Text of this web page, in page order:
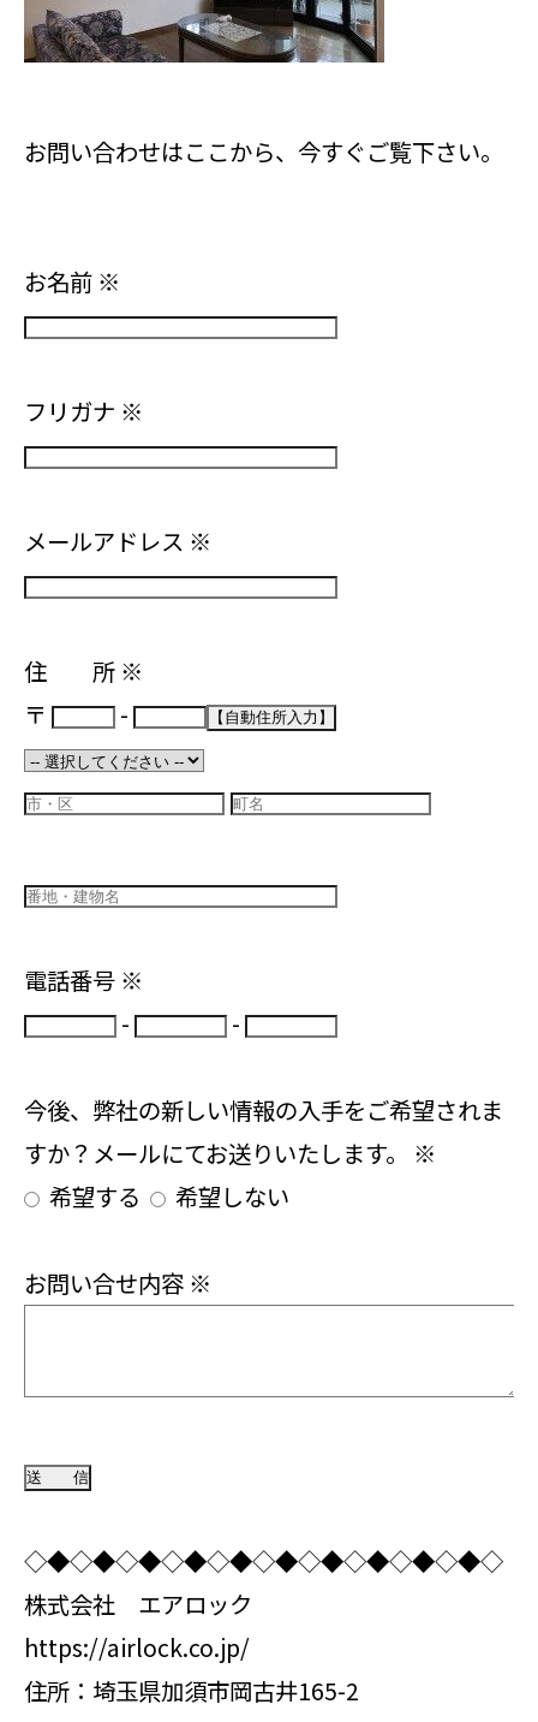
お問い合わせはここから、今すぐご覧下さい。
お名前 ※
フリガナ ※
メールアドレス ※
住 所 ※
〒
-
電話番号 ※
-
-
今後、弊社の新しい情報の入手をご希望されま
すか？メールにてお送りいたします。 ※
希望する
希望しない
お問い合せ内容 ※
◇◆◇◆◇◆◇◆◇◆◇◆◇◆◇◆◇◆◇◆◇
株式会社 エアロック
https://airlock.co.jp/
住所：埼玉県加須市岡古井165-2